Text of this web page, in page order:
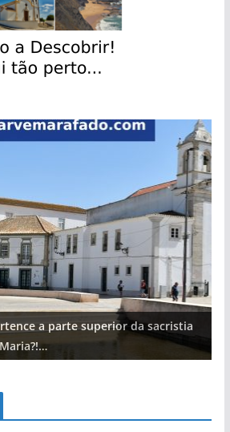
a parte superior da sacristia